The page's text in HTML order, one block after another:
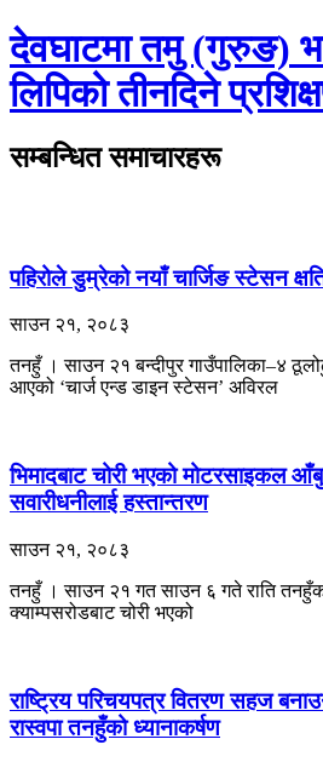
देवघाटमा तमु (गुरुङ)
लिपिको तीनदिने
सम्बन्धित समाचारहरू
पहिरोले डुम्रेको नयाँ चार्जिङ स्टेसन
साउन २१, २०८३
तनहुँ । साउन २१ बन्दीपुर गाउँपालिका–४
आएको ‘चार्ज एन्ड डाइन स्टेसन’ अविरल
भिमादबाट चोरी भएको मोटरसाइकल
सवारीधनीलाई हस्तान्तरण
साउन २१, २०८३
तनहुँ । साउन २१ गत साउन ६ गते राति
क्याम्पसरोडबाट चोरी भएको
राष्ट्रिय परिचयपत्र वितरण सहज
रास्वपा तनहुँको ध्यानाकर्षण